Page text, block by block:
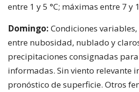
entre 1 y 5 °C; máximas entre 7 y
Domingo: Condiciones
entre nubosidad, nublado y
precipitaciones consignadas
informadas. Sin viento relevante
pronóstico de superficie. Otros